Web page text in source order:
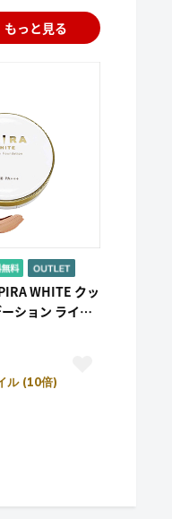
もっと見る
WHITE クッ
ション ライト
ル (10倍)